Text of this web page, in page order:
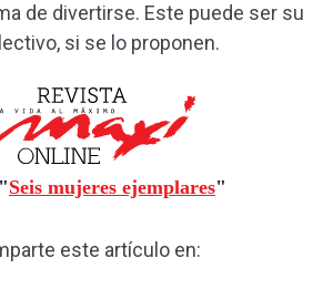
de divertirse. Este puede ser su
si se lo proponen.
"Seis mujeres ejemplares"
este artículo en: